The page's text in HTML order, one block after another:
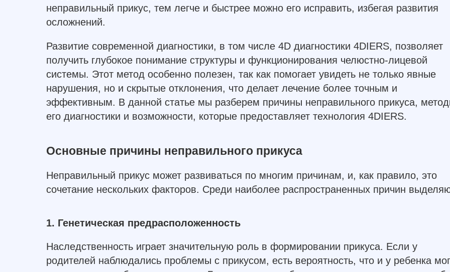
неправильный прикус, тем легче и быстрее можно его исправить, избегая развития
осложнений.
Развитие современной диагностики, в том числе 4D диагностики 4DIERS, позволяет
получить глубокое понимание структуры и функционирования челюстно-лицевой
системы. Этот метод особенно полезен, так как помогает увидеть не только явные
нарушения, но и скрытые отклонения, что делает лечение более точным и
эффективным. В данной статье мы разберем причины неправильного прикуса,
его диагностики и возможности, которые предоставляет технология 4DIERS.
Основные причины неправильного прикуса
Неправильный прикус может развиваться по многим причинам, и, как правило, это
сочетание нескольких факторов. Среди наиболее распространенных причин
1. Генетическая предрасположенность
Наследственность играет значительную роль в формировании прикуса. Если у
родителей наблюдались проблемы с прикусом, есть вероятность, что и у ребенка